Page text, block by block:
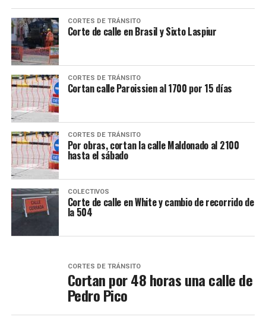
CORTES DE TRÁNSITO
Corte de calle en Brasil y Sixto Laspiur
CORTES DE TRÁNSITO
Cortan calle Paroissien al 1700 por 15 días
CORTES DE TRÁNSITO
Por obras, cortan la calle Maldonado al 2100
hasta el sábado
COLECTIVOS
Corte de calle en White y cambio de recorrido de
la 504
CORTES DE TRÁNSITO
Cortan por 48 horas una calle de
Pedro Pico